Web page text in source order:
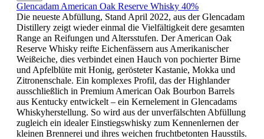
Glencadam American Oak Reserve Whisky 40%
Die neueste Abfüllung, Stand April 2022, aus der Glencadam
Distillery zeigt wieder einmal die Vielfältigkeit dere gesamten
Range an Reifungen und Altersstufen. Der American Oak
Reserve Whisky reifte Eichenfässern aus Amerikanischer
Weißeiche, dies verbindet einen Hauch von pochierter Birne
und Apfelblüte mit Honig, gerösteter Kastanie, Mokka und
Zitronenschale. Ein komplexes Profil, das der Highlander
ausschließlich in Premium American Oak Bourbon Barrels
aus Kentucky entwickelt – ein Kernelement in Glencadams
Whiskyherstellung. So wird aus der unverfälschten Abfüllung
zugleich ein idealer Einstiegswhisky zum Kennenlernen der
kleinen Brennerei und ihres weichen fruchtbetonten Hausstils.